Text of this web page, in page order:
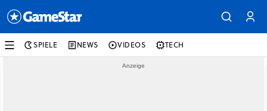
SPIELE NEWS VIDEOS TECH